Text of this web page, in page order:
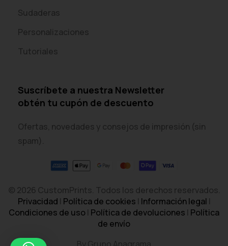
Sudaderas
Personalizaciones
Tutoriales
Suscríbete a nuestra Newsletter
obtén tu cupón de descuento
Ofertas, novedades y consejos de impresión (sin
spam).
© 2026 CustomPrints. Todos los derechos reservados.
Privacidad | Política de cookies | Información legal |
Condiciones de uso| Política de devoluciones | Política
de envío